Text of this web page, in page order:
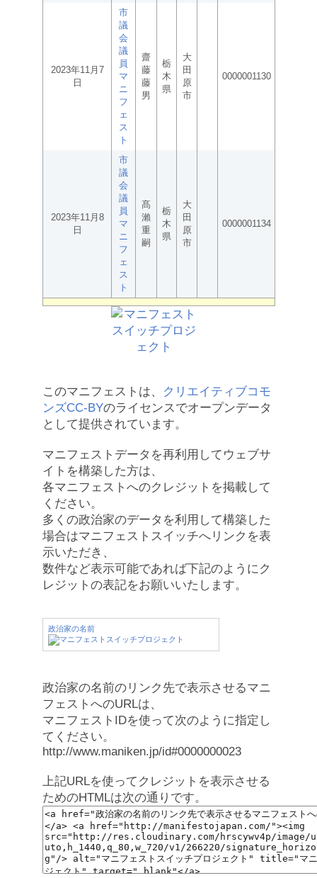
2023年11月7
日
市
議
会
議
員
マ
ニ
フ
ェ
ス
ト
齋
藤
藤
男
栃
木
県
大
田
原
市
0000001130
2023年11月8
日
市
議
会
議
員
マ
ニ
フ
ェ
ス
ト
髙
瀨
重
嗣
栃
木
県
大
田
原
市
0000001134
このマニフェストは、
クリエイティブコモ
ンズCC-BYのライセンスでオープンデータ
として提供されています。
マニフェストデータを再利用してウェブサ
イトを構築した方は、
各マニフェストへのクレジットを掲載して
ください。
多くの政治家のデータを利用して構築した
場合はマニフェストスイッチへリンクを表
示いただき、
数件など表示可能であれば下記のようにク
レジットの表記をお願いいたします。
政治家の名前
政治家の名前のリンク先で表示させるマニ
フェストへのURLは、
マニフェストIDを使って次のように指定し
てください。
http://www.maniken.jp/id#0000000023
上記URLを使ってクレジットを表示させる
ためのHTMLは次の通りです。